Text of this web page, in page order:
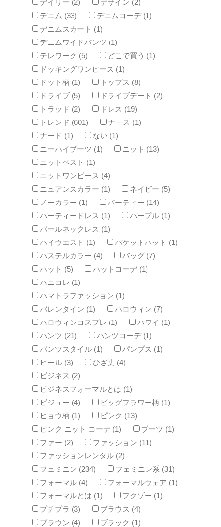
デイリー (2)
デザイン (2)
デニム (33)
デニムコーデ (1)
デニムスカート (1)
デニムワイドパンツ (1)
テレワーク (5)
どこで買う (1)
ドッキングワンピース (1)
ドット柄 (1)
トップス (8)
ドライブ (5)
ドライブデート (2)
トラッド (2)
ドレス (19)
トレンド (601)
ナース (1)
ナード (1)
ない (1)
ニーハイブーツ (1)
ニット (13)
ニットベスト (1)
ニットワンピース (4)
ニュアンスカラー (1)
ネイビー (5)
ノーカラー (1)
パーティー (14)
パーティードレス (1)
パープル (1)
パールネックレス (1)
ハイウエスト (1)
バケットハット (1)
パステルカラー (4)
バッグ (7)
ハット (5)
ハットコーデ (1)
ハニコレ (1)
ハマトラファッション (1)
バレンタイン (1)
ハロウィン (7)
ハロウィンコスプレ (1)
ハワイ (1)
パンツ (21)
パンツコーデ (1)
パンツスタイル (1)
パンプス (1)
ヒール (3)
ひざ丈 (4)
ビジネス (2)
ビジネスフォーマルとは (1)
ビジュー (4)
ビッグフラワー柄 (1)
ヒョウ柄 (1)
ピンク (13)
ピンク ニット コーデ (1)
ブーツ (1)
ファー (2)
ファッション (11)
ファッションレンタル (2)
フェミニン (234)
フェミニン系 (31)
フォーマル (4)
フォーマルウェア (1)
フォーマルとは (1)
フクゾー (1)
プチプラ (3)
ブラウス (4)
ブラウン (4)
ブラック (1)